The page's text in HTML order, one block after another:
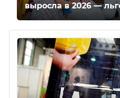
выросла в 2026 —